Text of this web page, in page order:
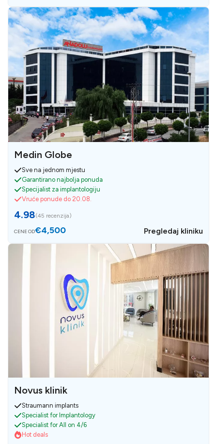
Medin Globe
Sve na jednom mjestu
Garantirano najbolja ponuda
Specijalist za implantologiju
Vruće ponude do 20.08.
4.98(45 recenzija)
CENE OD€4,500 Pregledaj kliniku
Novus klinik
Straumann implants
Specialist for Implantology
Specialist for All on 4/6
Hot deals